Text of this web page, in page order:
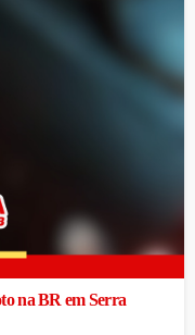
na BR em Serra